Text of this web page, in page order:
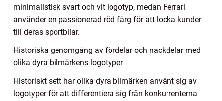
minimalistisk svart och vit logotyp, medan Ferrari
använder en passionerad röd färg för att locka kunder
till deras sportbilar.
Historiska genomgång av fördelar och nackdelar med
olika dyra bilmärkens logotyper
Historiskt sett har olika dyra bilmärken använt sig av
logotyper för att differentiera sig från konkurrenterna